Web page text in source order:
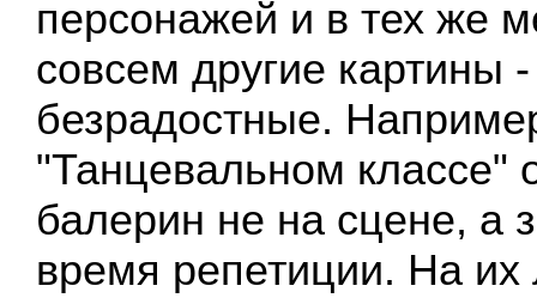
персонажей и в тех же
совсем другие картины
безрадостные.
"Танцевальном классе"
балерин не на сцене, а
время репетиции. На их